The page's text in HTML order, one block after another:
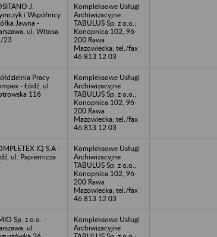
J.
i Współnicy
Jawna -
ul. Witosa
23
Kompleksowe Usługi
Archiwizacyjne
TABULUS Sp. z o.o.;
Konopnica 102, 96-
200 Rawa
Mazowiecka; tel./fax
46 813 12 03
Pracy
- Łódź, ul.
116
Kompleksowe Usługi
Archiwizacyjne
TABULUS Sp. z o.o.;
Konopnica 102, 96-
200 Rawa
Mazowiecka; tel./fax
46 813 12 03
IQ S.A -
ul. Papiernicza
Kompleksowe Usługi
Archiwizacyjne
TABULUS Sp. z o.o.;
Konopnica 102, 96-
200 Rawa
Mazowiecka; tel./fax
46 813 12 03
Sp. z o.o. -
ul.
Kompleksowe Usługi
Archiwizacyjne